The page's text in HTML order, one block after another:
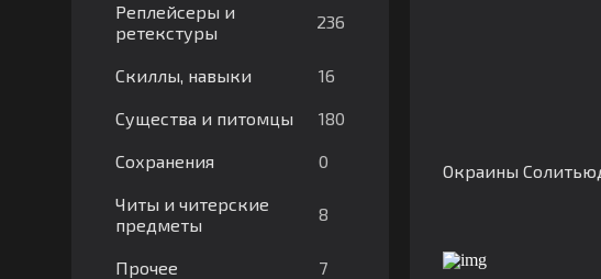
Реплейсеры и
ретекстуры
236
Скиллы, навыки 16
Существа и питомцы 180
Сохранения 0
Читы и читерские
предметы
8
Прочее 7
Окраины